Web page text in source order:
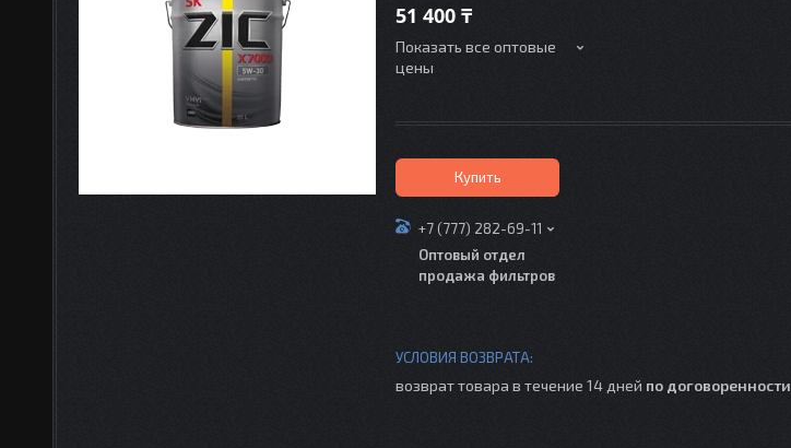
51 400 ₸
Показать все оптовые
цены
Купить
+7 (777) 282-69-11
Оптовый отдел
продажа фильтров
возврат товара в течение 14 дней по договоренности